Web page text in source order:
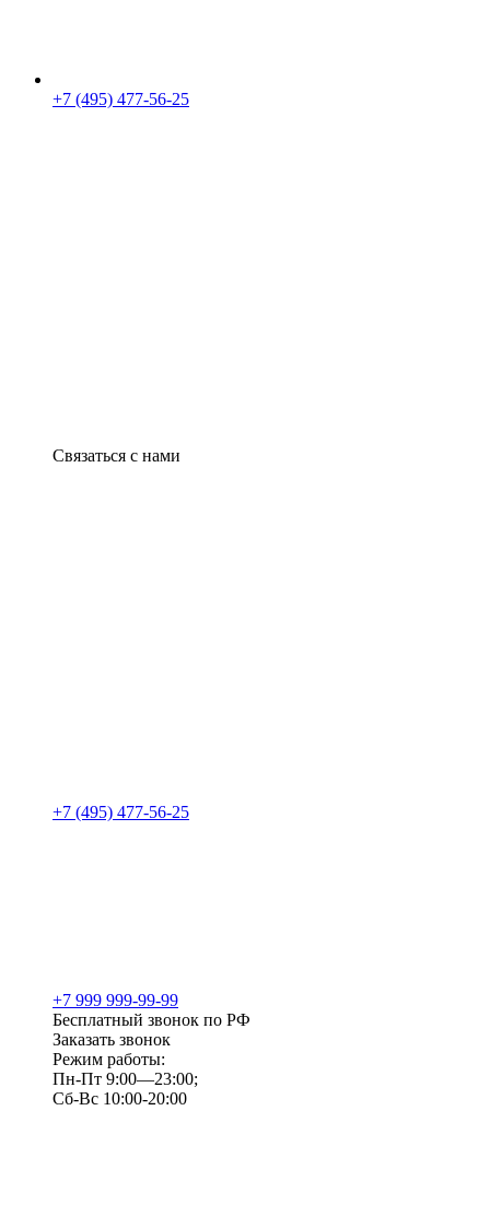
+7 (495) 477-56-25
Связаться с нами
+7 (495) 477-56-25
+7 999 999-99-99
Бесплатный звонок по РФ
Заказать звонок
Режим работы:
Пн-Пт 9:00—23:00;
Сб-Вс 10:00-20:00